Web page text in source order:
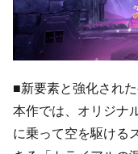
■新要素と強化され
本作では、オリジナ
に乗って空を駆ける